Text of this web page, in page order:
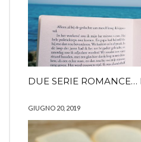
DUE SERIE ROMANCE…
GIUGNO 20, 2019